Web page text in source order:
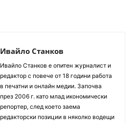
Ивайло Станков
Ивайло Станков е опитен журналист и
редактор с повече от 18 години работа
в печатни и онлайн медии. Започва
през 2006 г. като млад икономически
репортер, след което заема
редакторски позиции в няколко водещи